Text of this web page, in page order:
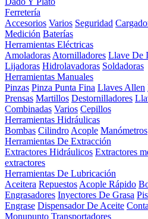
Ferretería
Accesorios Varios Seguridad
Medición Baterías
Herramientas Eléctricas
Amoladoras Atornilladores Llave De
Lijadoras Hidrolavadoras Soldadoras
Herramientas Manuales
Pinzas Pinza Punta Fina Llaves Allen
Prensas Martillos Destornilladores
Combinadas Varios Cepillos
Herramientas Hidráulicas
Bombas Cilindro Acople Manómetros
Herramientas De Extracción
Extractores Hidráulicos Extractores
extractores
Herramientas De Lubricación
Aceitera Repuestos Acople Rápido
Engrasadores Inyectores De Grasa
Engrase Dispensador De Aceite
Monupunto Transportadores